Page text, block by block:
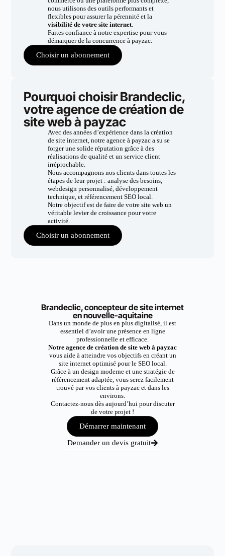
nous utilisons des outils performants et
flexibles pour assurer la pérennité et la
visibilité de votre site internet.
Faites confiance à notre expertise pour vous
démarquer de la concurrence à payzac.
Choisir un abonnement
Pourquoi choisir Brandeclic,
votre agence de création de
site web à payzac
Avec des années d’expérience dans la création
de site internet, notre agence à payzac a su se
forger une solide réputation grâce à des
réalisations de qualité et un service client
irréprochable.
Nous accompagnons nos clients dans toutes les
étapes de leur projet : analyse des besoins,
webdesign personnalisé, développement
technique, et référencement SEO local.
Notre objectif est de faire de votre site web un
véritable levier de croissance pour votre
activité.
Choisir un abonnement
Brandeclic, concepteur de site internet
en nouvelle-aquitaine
Dans un monde de plus en plus digitalisé, il est
essentiel d’avoir une présence en ligne
professionnelle et efficace.
Notre agence de création de site web à payzac
vous aide à atteindre vos objectifs en créant un
site internet optimisé pour le SEO local.
Grâce à un design moderne et une stratégie de
référencement adaptée, vous serez facilement
trouvé par vos clients à payzac et dans les
environs.
Contactez-nous dès aujourd’hui pour discuter
de votre projet !
Démarrer maintenant
Demander un devis gratuit